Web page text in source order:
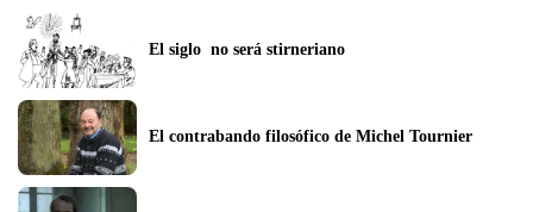
El siglo  no será stirneriano
El contrabando filosófico de Michel Tournier